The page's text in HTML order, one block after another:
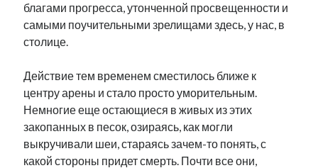
благами прогресса, утонченной просвещенности и
самыми поучительными зрелищами здесь, у нас, в
столице.
Действие тем временем сместилось ближе к
центру арены и стало просто уморительным.
Немногие еще остающиеся в живых из этих
закопанных в песок, озираясь, как могли
выкручивали шеи, стараясь зачем-то понять, с
какой стороны придет смерть. Почти все они,